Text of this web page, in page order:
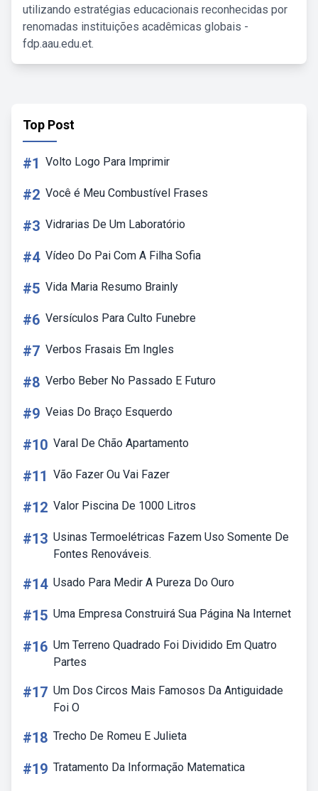
utilizando estratégias educacionais reconhecidas por
renomadas instituições acadêmicas globais -
fdp.aau.edu.et.
Top Post
#1 Volto Logo Para Imprimir
#2 Você é Meu Combustível Frases
#3 Vidrarias De Um Laboratório
#4 Vídeo Do Pai Com A Filha Sofia
#5 Vida Maria Resumo Brainly
#6 Versículos Para Culto Funebre
#7 Verbos Frasais Em Ingles
#8 Verbo Beber No Passado E Futuro
#9 Veias Do Braço Esquerdo
#10 Varal De Chão Apartamento
#11 Vão Fazer Ou Vai Fazer
#12 Valor Piscina De 1000 Litros
#13 Usinas Termoelétricas Fazem Uso Somente De
Fontes Renováveis.
#14 Usado Para Medir A Pureza Do Ouro
#15 Uma Empresa Construirá Sua Página Na Internet
#16 Um Terreno Quadrado Foi Dividido Em Quatro
Partes
#17 Um Dos Circos Mais Famosos Da Antiguidade
Foi O
#18 Trecho De Romeu E Julieta
#19 Tratamento Da Informação Matematica